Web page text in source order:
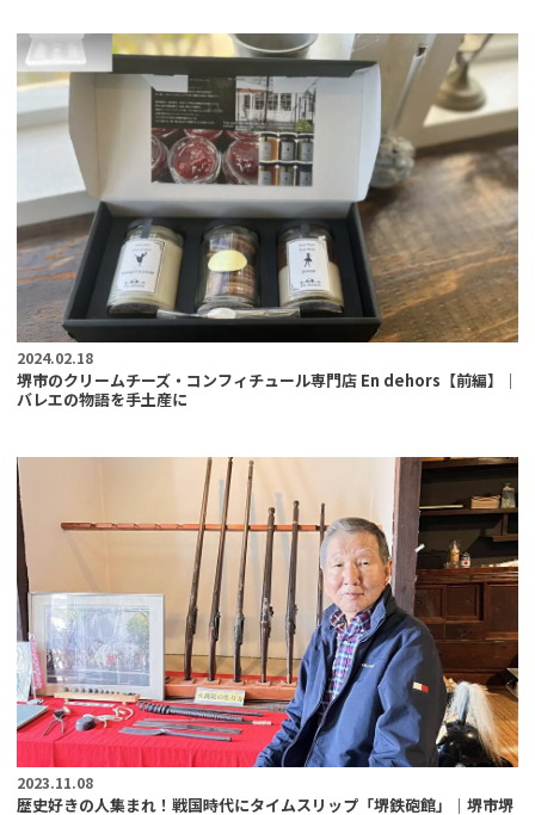
2024.02.18
堺市のクリームチーズ・コンフィチュール専門店 En dehors【前編】｜
バレエの物語を手土産に
2023.11.08
歴史好きの人集まれ！戦国時代にタイムスリップ「堺鉄砲館」｜堺市堺